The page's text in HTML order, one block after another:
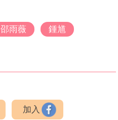
邵雨薇 鍾馗
加入